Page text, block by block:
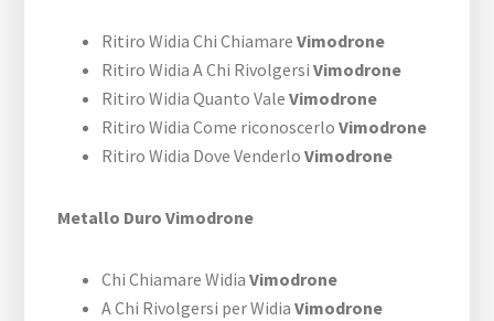
Ritiro Widia Chi ChiamareVimodrone
Ritiro Widia A Chi RivolgersiVimodrone
Ritiro Widia Quanto ValeVimodrone
Ritiro Widia Come riconoscerloVimodrone
Ritiro Widia Dove VenderloVimodrone
Metallo Duro Vimodrone
Chi Chiamare WidiaVimodrone
A Chi Rivolgersi per WidiaVimodrone